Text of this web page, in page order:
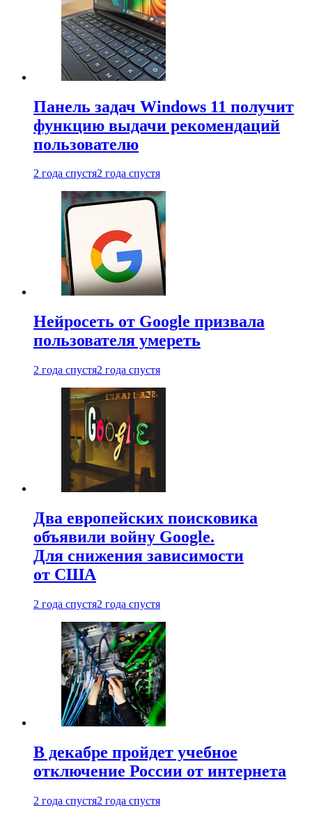
Панель задач Windows 11 получит
функцию выдачи рекомендаций
пользователю
2 года спустя2 года спустя
Нейросеть от Google призвала
пользователя умереть
2 года спустя2 года спустя
Два европейских поисковика
объявили войну Google.
Для снижения зависимости
от США
2 года спустя2 года спустя
В декабре пройдет учебное
отключение России от интернета
2 года спустя2 года спустя